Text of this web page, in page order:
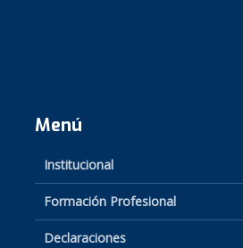
Menú
Institucional
Formación Profesional
Declaraciones